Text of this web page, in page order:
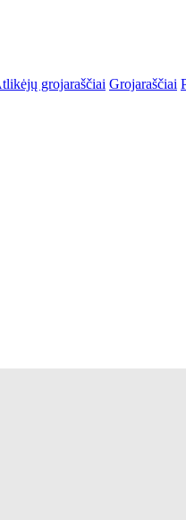
grojaraščiai Grojaraščiai